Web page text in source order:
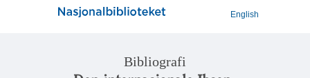
English
Bibliografi